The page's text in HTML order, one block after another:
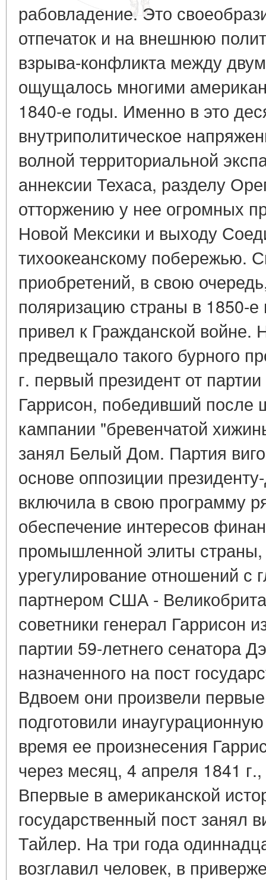
рабовладение. Это
отпечаток и на внешнюю
взрыва-конфликта между
ощущалось многими
1840-е годы. Именно в это
внутриполитическое
волной территориальной
аннексии Техаса, разделу
отторжению у нее огромных
Новой Мексики и выходу
тихоокеанскому побережью.
приобретений, в свою
поляризацию страны в 1850-е
привел к Гражданской войне.
предвещало такого бурного
г. первый президент от
Гаррисон, победивший
кампании "бревенчатой
занял Белый Дом. Партия
основе оппозиции
включила в свою программу
обеспечение интересов
промышленной элиты
урегулирование отношений с
партнером США -
советники генерал Гаррисон
партии 59-летнего сенатора
назначенного на пост
Вдвоем они произвели
подготовили
время ее произнесения
через месяц, 4 апреля 1841
Впервые в американской
государственный пост занял
Тайлер. На три года
возглавил человек, в